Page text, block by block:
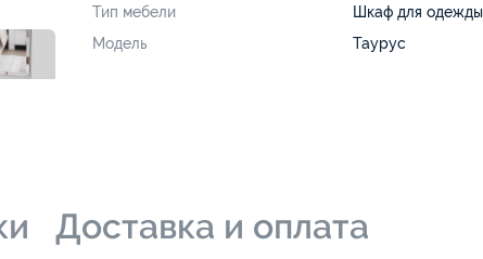
Тип мебели
Шкаф для одежды
Модель
Таурус
Доставка и оплата